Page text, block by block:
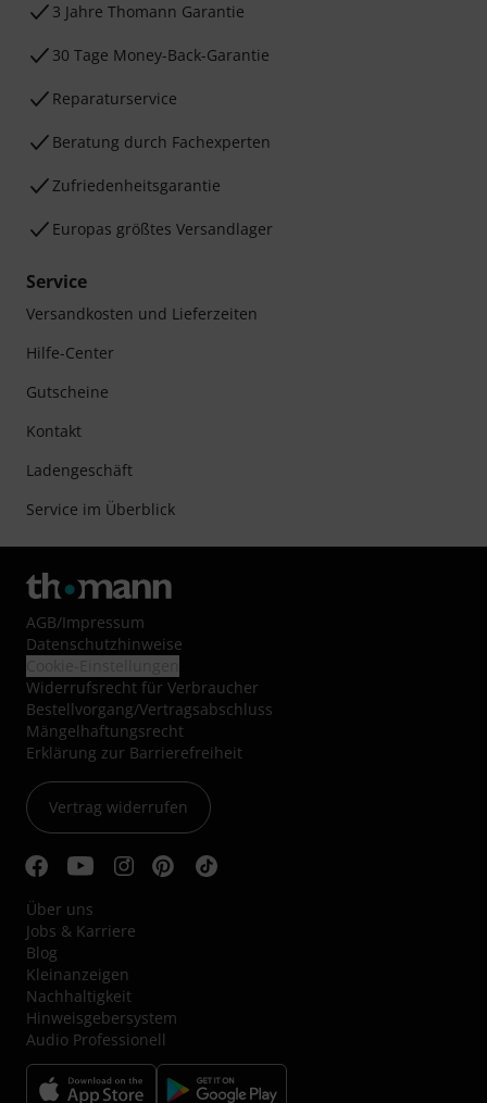
3 Jahre Thomann Garantie
30 Tage Money-Back-Garantie
Reparaturservice
Beratung durch Fachexperten
Zufriedenheitsgarantie
Europas größtes Versandlager
Service
Versandkosten und Lieferzeiten
Hilfe-Center
Gutscheine
Kontakt
Ladengeschäft
Service im Überblick
AGB/Impressum
Datenschutzhinweise
Widerrufsrecht für Verbraucher
Bestellvorgang/Vertragsabschluss
Mängelhaftungsrecht
Erklärung zur Barrierefreiheit
Vertrag widerrufen
Über uns
Jobs & Karriere
Blog
Kleinanzeigen
Nachhaltigkeit
Hinweisgebersystem
Audio Professionell